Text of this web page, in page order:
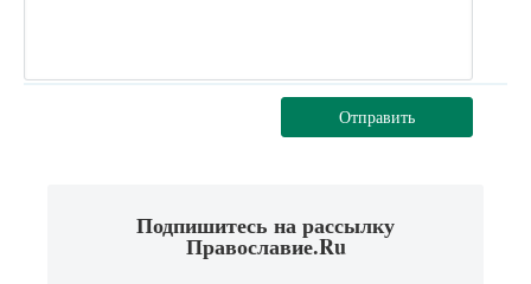
Отправить
Подпишитесь на рассылку
Православие.Ru